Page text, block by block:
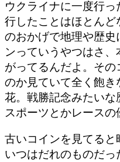
ウクライナに一度行
行したことはほとん
のおかげで地理や歴史
ンっていうやつはさ
がってるんだよ。そ
のか見ていて全く飽き
花。戦勝記念みたいな
スポーツとかレースの
古いコインを見てると
いつはだれのものだ